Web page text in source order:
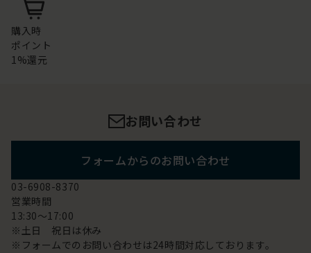
購入時
ポイント
1%還元
お問い合わせ
フォームからのお問い合わせ
03-6908-8370
営業時間
13:30～17:00
※土日 祝日は休み
※フォームでのお問い合わせは24時間対応しております。